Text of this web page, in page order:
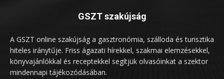
GSZT szakújság
A GSZT online szakújság a gasztronómia, szálloda és turisztika
hiteles iránytűje. Friss ágazati hírekkel, szakmai elemzésekkel,
könyvajánlókkal és receptekkel segítjük olvasóinkat a szektor
mindennapi tájékozódásában.